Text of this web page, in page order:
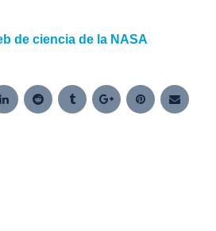
de ciencia de la NASA